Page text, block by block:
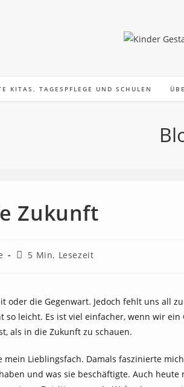
KITAS, TAGESPFLEGE UND SCHULEN
Zukunft
Lesedauer:
5 Min. Lesezeit
oder die Gegenwart. Jedoch fehlt uns all
so leicht. Es ist viel einfacher, wenn wir
als in die Zukunft zu schauen.
Lieblingsfach. Damals faszinierte
und was sie beschäftigte. Auch heute